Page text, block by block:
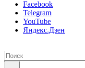
Facebook
Telegram
YouTube
Яндекс.Дзен